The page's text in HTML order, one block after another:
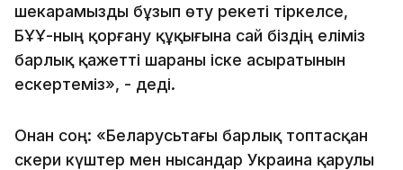
шекарамызды бұзып өту әрекеті тіркелсе,
БҰҰ-ның қорғану құқығына сай біздің еліміз
барлық қажетті шараны іске асыратынын
ескертеміз», - деді.
Онан соң: «Беларусьтағы барлық топтасқан
әскери күштер мен нысандар Украина қарулы